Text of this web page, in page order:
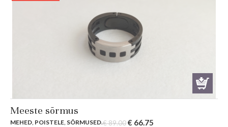
Meeste sõrmus
MEHED, POISTELE, SÕRMUSED.€89.00Original
€ 66.75